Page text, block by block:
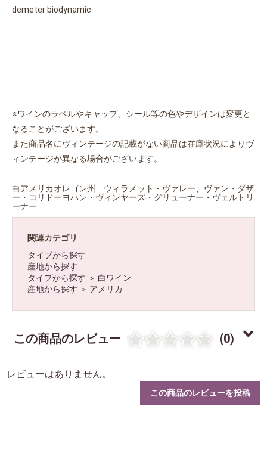
demeter biodynamic
※ワインのラベルやキャップ、シール等の色やデザインは変更と
なることがございます。
また商品名にヴィンテージの記載がない商品は在庫状況によりヴ
ィンテージが異なる場合がございます。
白アメリカオレゴン州 ウィラメット・ヴァレー、ヴァン・ダザ
ー・コリドーヨハン・ヴィンヤーズ・グリューナー・ヴェルトリ
ーナー
関連カテゴリ
タイプから探す
産地から探す
タイプから探す ＞ 白ワイン
産地から探す ＞ アメリカ
この商品のレビュー (0)
レビューはありません。
この商品のレビューを投稿